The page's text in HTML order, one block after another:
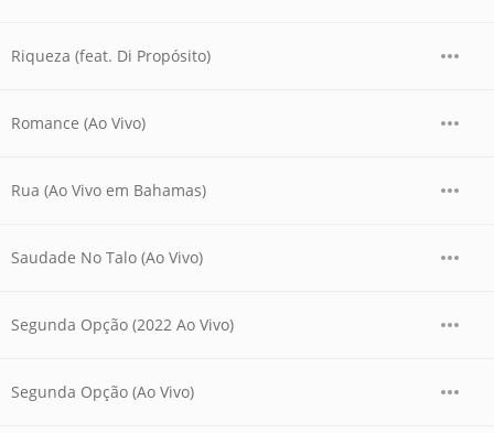
Riqueza (feat. Di Propósito)
Romance (Ao Vivo)
Rua (Ao Vivo em Bahamas)
Saudade No Talo (Ao Vivo)
Segunda Opção (2022 Ao Vivo)
Segunda Opção (Ao Vivo)